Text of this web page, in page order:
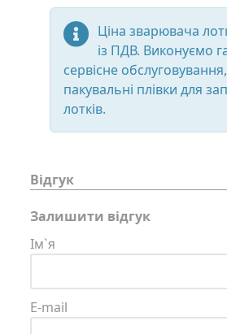
Ціна зварювача
із ПДВ. Виконуємо
сервісне
пакувальні плівки для
лотків.
Відгук
Залишити відгук
Ім`я
E-mail